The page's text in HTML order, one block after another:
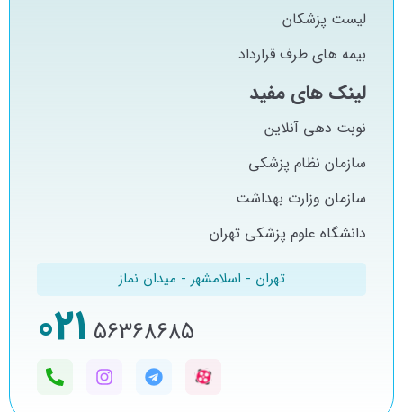
لیست پزشکان
بیمه های طرف قرارداد
لینک های مفید
نوبت دهی آنلاین
سازمان نظام پزشکی
سازمان وزارت بهداشت
دانشگاه علوم پزشکی تهران
تهران - اسلامشهر - میدان نماز
56368685
021